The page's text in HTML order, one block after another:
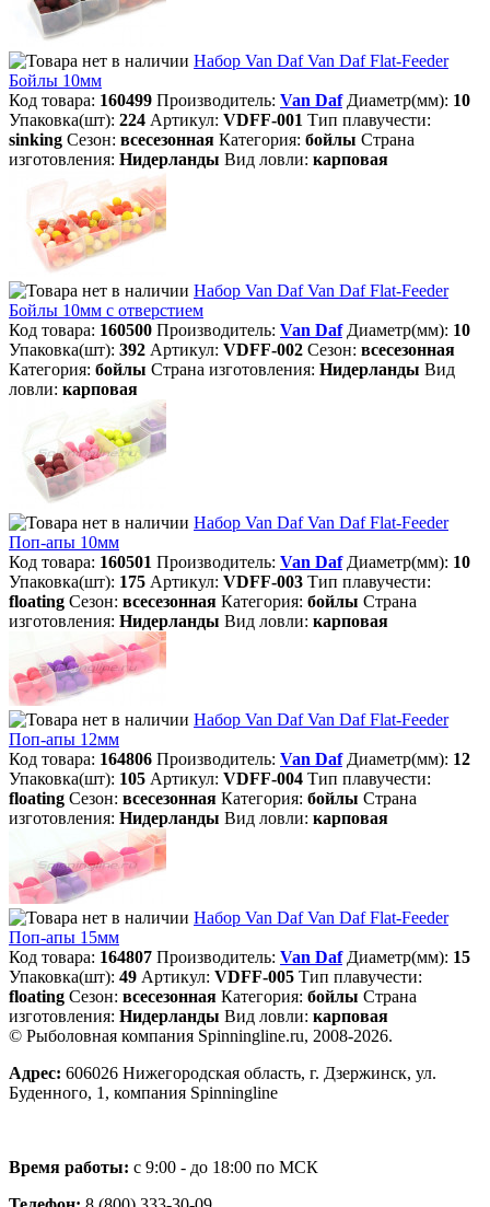
Набор Van Daf Van Daf Flat-Feeder
Бойлы 10мм
Код товара: 160499 Производитель: Van Daf Диаметр(мм): 10
Упаковка(шт): 224 Артикул: VDFF-001 Тип плавучести:
sinking Сезон: всесезонная Категория: бойлы Страна
изготовления: Нидерланды Вид ловли: карповая
Набор Van Daf Van Daf Flat-Feeder
Бойлы 10мм с отверстием
Код товара: 160500 Производитель: Van Daf Диаметр(мм): 10
Упаковка(шт): 392 Артикул: VDFF-002 Сезон: всесезонная
Категория: бойлы Страна изготовления: Нидерланды Вид
ловли: карповая
Набор Van Daf Van Daf Flat-Feeder
Поп-апы 10мм
Код товара: 160501 Производитель: Van Daf Диаметр(мм): 10
Упаковка(шт): 175 Артикул: VDFF-003 Тип плавучести:
floating Сезон: всесезонная Категория: бойлы Страна
изготовления: Нидерланды Вид ловли: карповая
Набор Van Daf Van Daf Flat-Feeder
Поп-апы 12мм
Код товара: 164806 Производитель: Van Daf Диаметр(мм): 12
Упаковка(шт): 105 Артикул: VDFF-004 Тип плавучести:
floating Сезон: всесезонная Категория: бойлы Страна
изготовления: Нидерланды Вид ловли: карповая
Набор Van Daf Van Daf Flat-Feeder
Поп-апы 15мм
Код товара: 164807 Производитель: Van Daf Диаметр(мм): 15
Упаковка(шт): 49 Артикул: VDFF-005 Тип плавучести:
floating Сезон: всесезонная Категория: бойлы Страна
изготовления: Нидерланды Вид ловли: карповая
© Рыболовная компания Spinningline.ru, 2008-2026.
Адрес: 606026 Нижегородская область, г. Дзержинск, ул.
Буденного, 1, компания Spinningline
Время работы: с 9:00 - до 18:00 по МСК